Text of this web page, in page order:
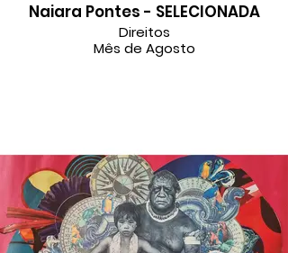
Naiara Pontes - SELECIONADA
Direitos
Mês de Agosto